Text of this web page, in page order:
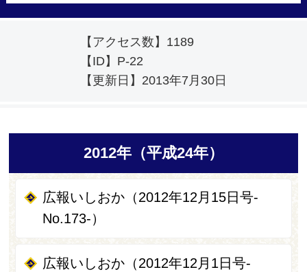
【アクセス数】 1189
【ID】 P-22
【更新日】 2013年7月30日
2012年（平成24年）
広報いしおか（2012年12月15日号-
No.173-）
広報いしおか（2012年12月1日号-